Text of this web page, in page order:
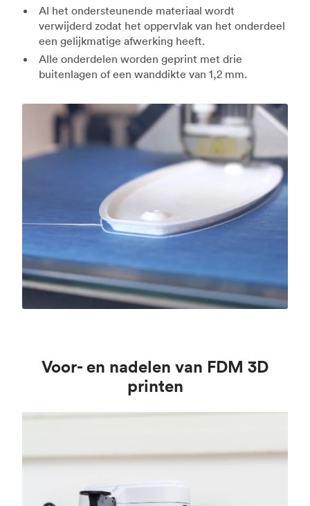
Al het ondersteunende materiaal wordt
verwijderd zodat het oppervlak van het onderdeel
een gelijkmatige afwerking heeft.
Alle onderdelen worden geprint met drie
buitenlagen of een wanddikte van 1,2 mm.
Voor- en nadelen van FDM 3D
printen